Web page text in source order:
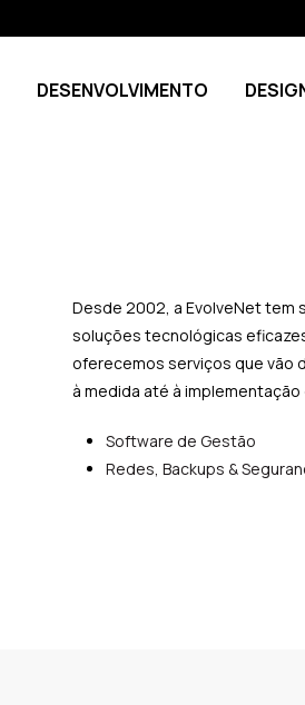
DESENVOLVIMENTO
Desde 2002, a EvolveNet tem
soluções tecnológicas
oferecemos serviços que vão
à medida até à
Software de Gestão
Redes, Backups &